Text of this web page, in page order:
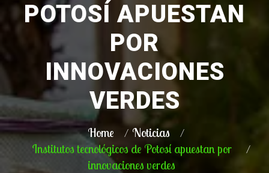
POTOSÍ APUESTAN
POR
INNOVACIONES
VERDES
Home
Noticias
Institutos tecnológicos de Potosí apuestan por
innovaciones verdes